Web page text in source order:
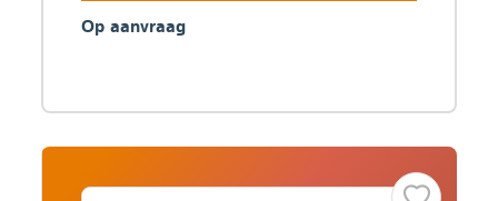
Op aanvraag